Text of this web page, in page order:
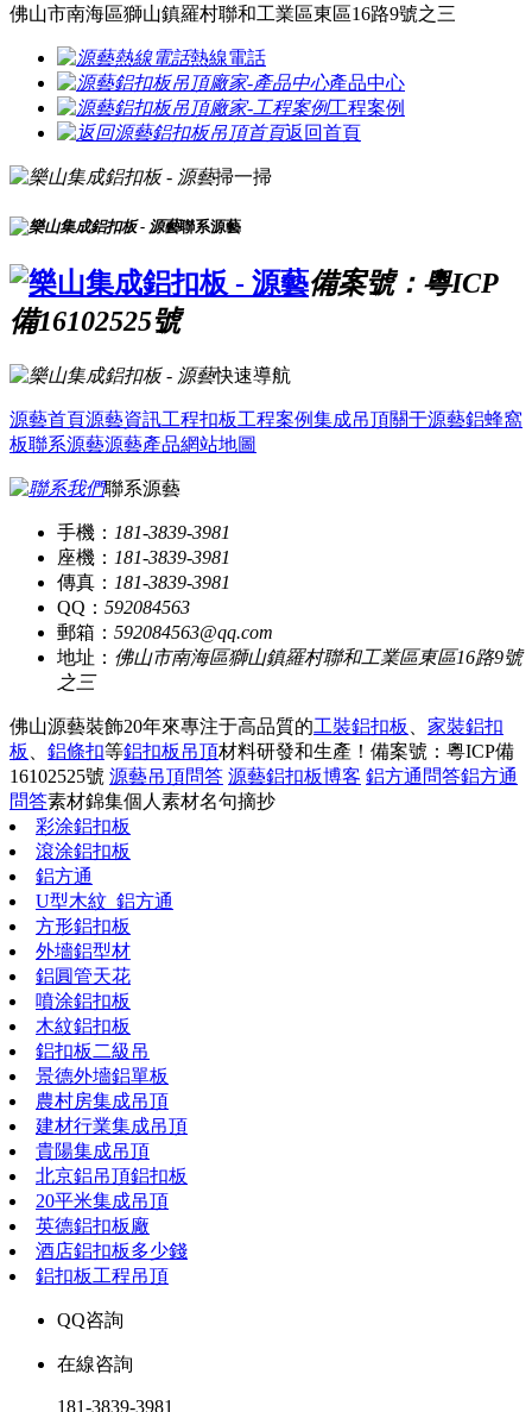
佛山市南海區獅山鎮羅村聯和工業區東區16路9號之三
熱線電話
產品中心
工程案例
返回首頁
掃一掃
聯系源藝
備案號：粵ICP
備16102525號
快速導航
源藝首頁源藝資訊工程扣板工程案例集成吊頂關于源藝鋁蜂窩
板聯系源藝源藝產品網站地圖
聯系源藝
手機： 181-3839-3981
座機： 181-3839-3981
傳真： 181-3839-3981
QQ： 592084563
郵箱： 592084563@qq.com
地址： 佛山市南海區獅山鎮羅村聯和工業區東區16路9號
之三
佛山源藝裝飾20年來專注于高品質的工裝鋁扣板
家裝鋁扣
板
鋁條扣等鋁扣板吊頂材料研發和生產！ 備案號：粵ICP備
16102525號 源藝吊頂問答 源藝鋁扣板博客 鋁方通問答鋁方通
問答素材錦集個人素材名句摘抄
彩涂鋁扣板
滾涂鋁扣板
鋁方通
U型木紋_鋁方通
方形鋁扣板
外墻鋁型材
鋁圓管天花
噴涂鋁扣板
木紋鋁扣板
鋁扣板二級吊
景德外墻鋁單板
農村房集成吊頂
建材行業集成吊頂
貴陽集成吊頂
北京鋁吊頂鋁扣板
20平米集成吊頂
英德鋁扣板廠
酒店鋁扣板多少錢
鋁扣板工程吊頂
QQ咨詢
在線咨詢
181-3839-3981